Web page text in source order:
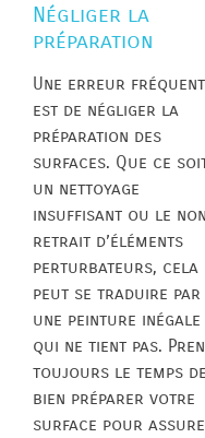
Négliger la
préparation
Une erreur
est de négliger la
préparation des
surfaces. Que ce
un nettoyage
insuffisant ou le
retrait d’éléments
perturbateurs, cela
peut se traduire par
une peinture inégale
qui ne tient pas.
toujours le temps de
bien préparer votre
surface pour